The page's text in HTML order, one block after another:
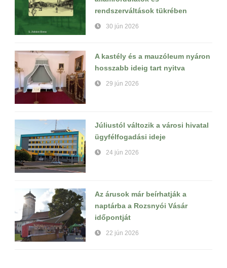
rendszerváltások tükrében
30 jún 2026
A kastély és a mauzóleum nyáron
hosszabb ideig tart nyitva
29 jún 2026
Júliustól változik a városi hivatal
ügyfélfogadási ideje
24 jún 2026
Az árusok már beírhatják a
naptárba a Rozsnyói Vásár
időpontját
22 jún 2026